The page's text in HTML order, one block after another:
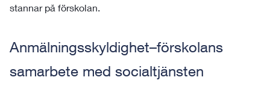
stannar på förskolan.
Anmälningsskyldighet–förskolans
samarbete med socialtjänsten